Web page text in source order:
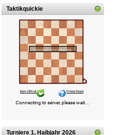
Taktikquickie
Turniere 1. Halbjahr 2026